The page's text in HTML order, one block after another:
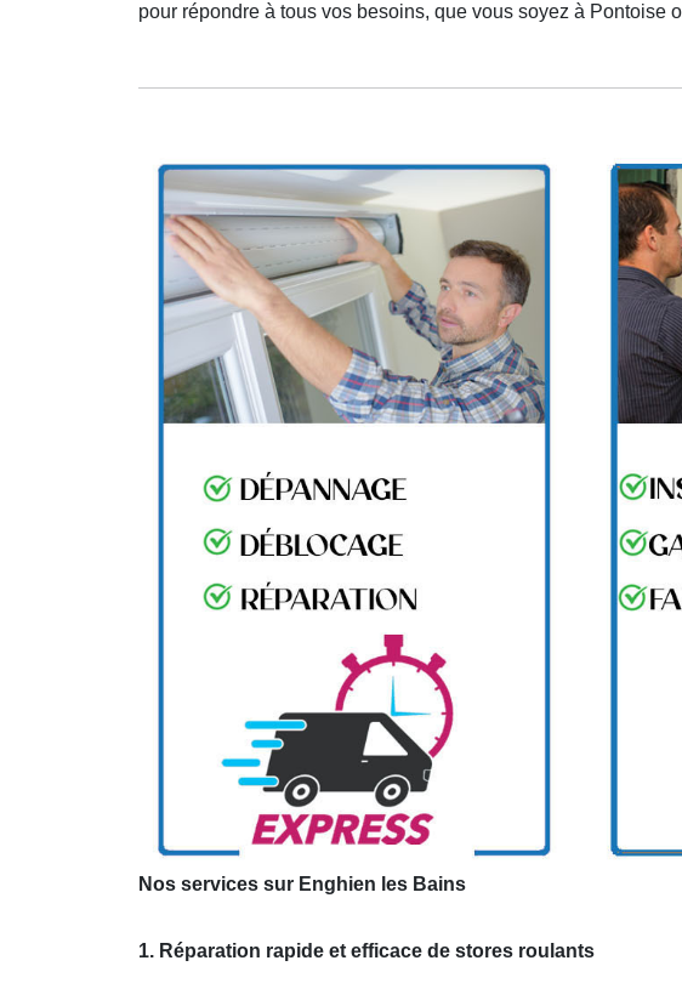
pour répondre à tous vos besoins, que vous soyez à Pontoise
Nos services sur Enghien les Bains
1. Réparation rapide et efficace de stores roulants